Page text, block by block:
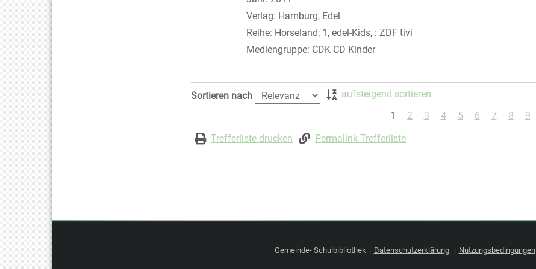
Verlag: Hamburg, Edel
Reihe: Horseland; 1, edel-Kids, : ZDF tivi
Mediengruppe: CDK CD Kinder
Zu den Suchfiltern springen
Sortieren nach
aufsteigend sortieren
1
2 3 4 5 6 7 8 9
Trefferliste drucken
Permalink Trefferliste
Gemeinde- Schulbibliothek Datenschutzerklärung Nutzungsbedingungen